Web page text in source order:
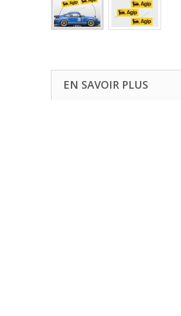
EN SAVOIR PLUS